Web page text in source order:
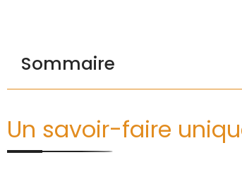
Sommaire
Un savoir-faire